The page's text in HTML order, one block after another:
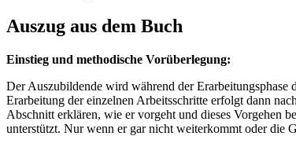
Auszug aus dem Buch
Einstieg und methodische Vorüberlegung:
Der Auszubildende wird während der Erarbeitungsphase
Erarbeitung der einzelnen Arbeitsschritte erfolgt dann
Abschnitt erklären, wie er vorgeht und dieses Vorgehen
unterstützt. Nur wenn er gar nicht weiterkommt oder die